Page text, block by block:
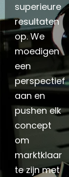
superieure
resultaten
op. We
moedigen
een
perspectief
aan en
pushen elk
concept
om
marktklaar
te zijn met